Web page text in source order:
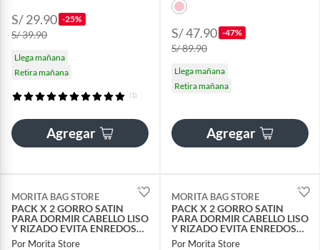
S/ 29.90 -25%
S/ 39.90
Llega mañana
Retira mañana
(1)
Agregar
S/ 47.90 -47%
S/ 89.90
Llega mañana
Retira mañana
Agregar
MORITA BAG STORE
PACK X 2 GORRO SATIN
PARA DORMIR CABELLO LISO
Y RIZADO EVITA ENREDOS
ROJO VINO
Por Morita Store
MORITA BAG STORE
PACK X 2 GORRO SATIN
PARA DORMIR CABELLO LISO
Y RIZADO EVITA ENREDOS
LILA
Por Morita Store